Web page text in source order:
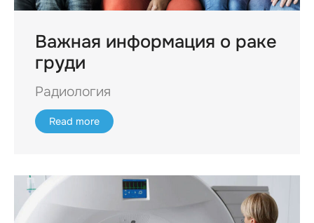
Важная информация о раке
груди
Радиология
Read more